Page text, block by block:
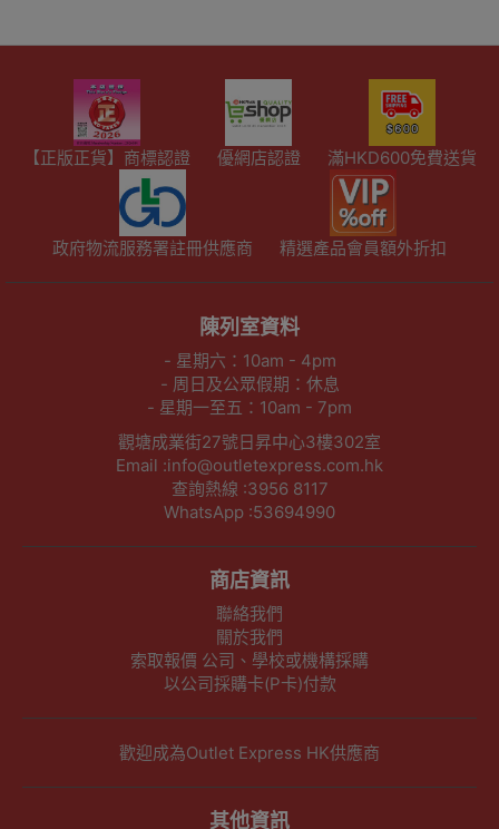
【正版正貨】商標認證 優網店認證 滿HKD600免費送貨
政府物流服務署註冊供應商 精選產品會員額外折扣
陳列室資料
- 星期六：10am - 4pm
- 周日及公眾假期：休息
- 星期一至五：10am - 7pm
觀塘成業街27號日昇中心3樓302室
Email :info@outletexpress.com.hk
查詢熱線 :3956 8117
WhatsApp :53694990
商店資訊
聯絡我們
關於我們
索取報價 公司、學校或機構採購
以公司採購卡(P卡)付款
歡迎成為Outlet Express HK供應商
其他資訊